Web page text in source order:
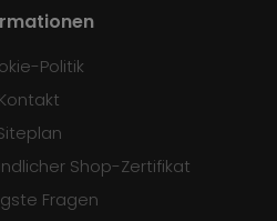
Politik
Kontakt
Shop-Zertifikat
Fragen